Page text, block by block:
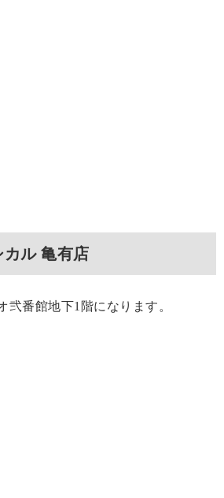
カル 亀有店
弐番館地下1階になります。